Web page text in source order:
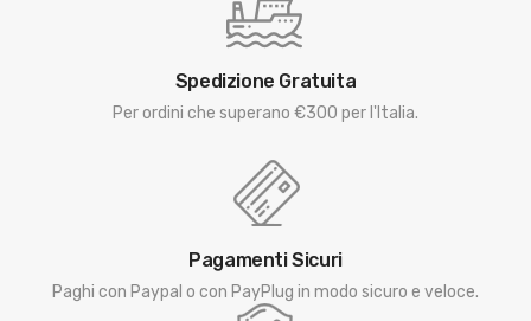
Spedizione Gratuita
Per ordini che superano €300 per l'Italia.
Pagamenti Sicuri
Paghi con Paypal o con PayPlug in modo sicuro e veloce.